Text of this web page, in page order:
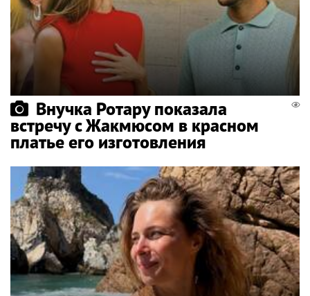
Внучка Ротару показала
встречу с Жакмюсом в красном
платье его изготовления